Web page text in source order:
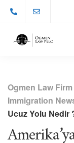
Ogmen Law Firm
Immigration
Ucuz Yolu Nedir